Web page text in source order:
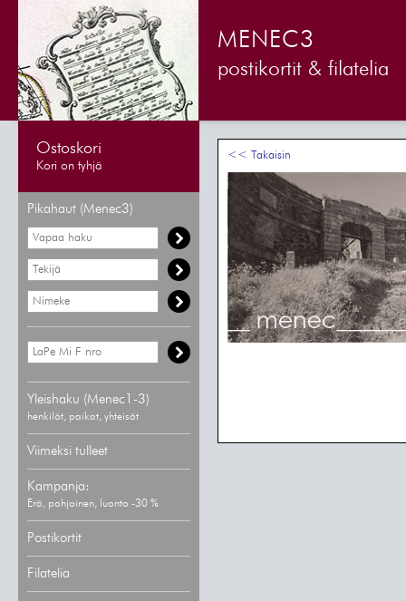
MENEC3
postikortit & filatelia
Ostoskori
Kori on tyhjä
Pikahaut (Menec3)
Yleishaku (Menec1-3)
henkilöt, paikat, yhteisöt
Viimeksi tulleet
Kampanja:
Erä, pohjoinen, luonto -30 %
Postikortit
Filatelia
<< Takaisin